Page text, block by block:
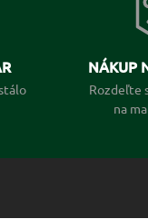
NÁKUP
Rozdeľte
na